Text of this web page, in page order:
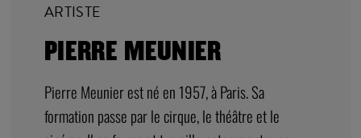
ARTISTE
PIERRE MEUNIER
Pierre Meunier est né en 1957, à Paris. Sa
formation passe par le cirque, le théâtre et le